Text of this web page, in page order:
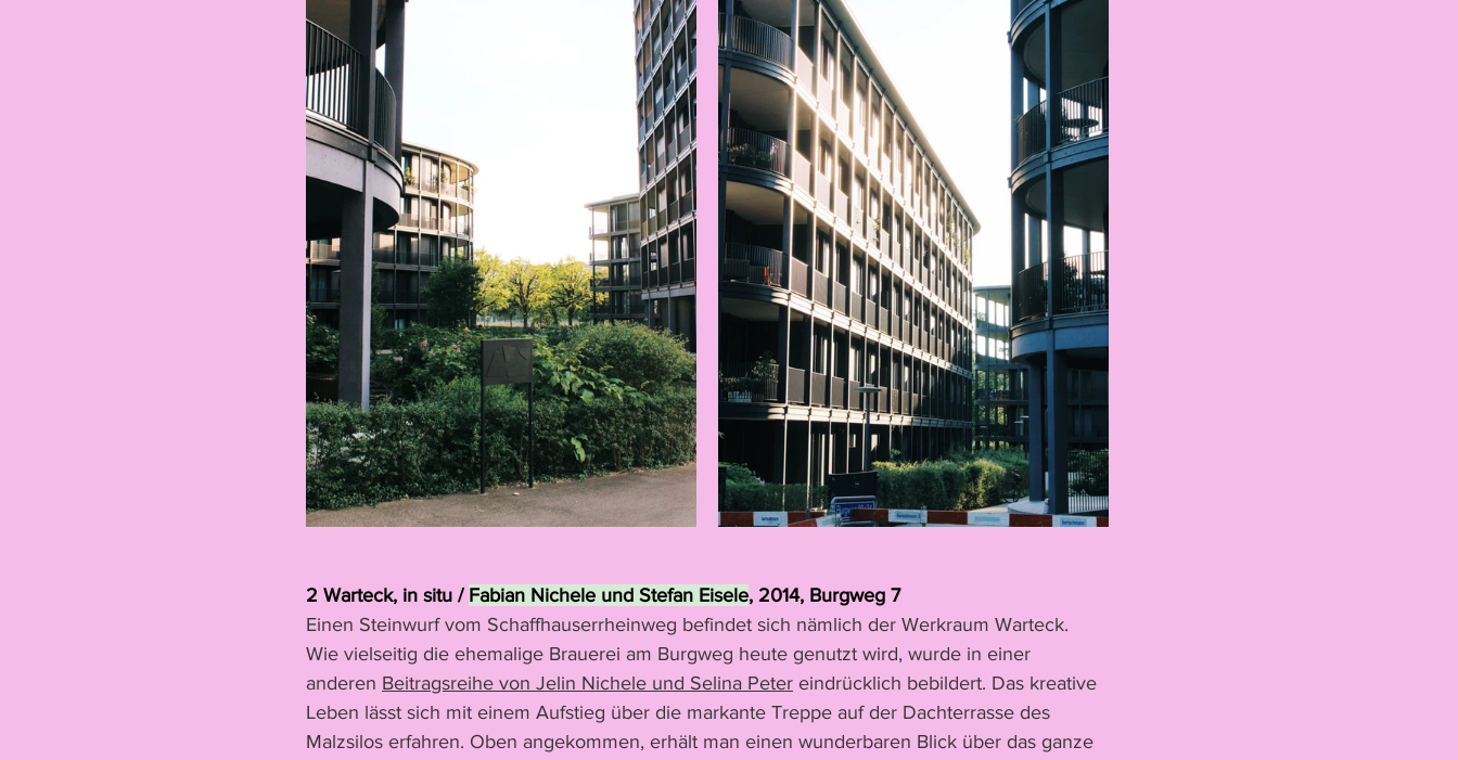
2 Warteck, in situ / Fabian Nichele und Stefan Eisele, 2014, Burgweg 7
Einen Steinwurf vom Schaffhauserrheinweg befindet sich nämlich der Werkraum Warteck.
Wie vielseitig die ehemalige Brauerei am Burgweg heute genutzt wird, wurde in einer
anderen Beitragsreihe von Jelin Nichele und Selina Peter eindrücklich bebildert. Das kreative
Leben lässt sich mit einem Aufstieg über die markante Treppe auf der Dachterrasse des
Malzsilos erfahren. Oben angekommen, erhält man einen wunderbaren Blick über das ganze